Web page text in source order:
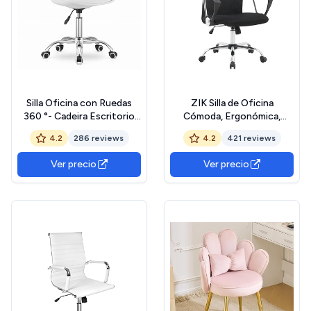
Silla Oficina con Ruedas
360 °- Cadeira Escritorio
para Sala de Estudio - Fácil
de Montar y Base Cromada
4.2 286 reviews
Ver precio
ZIK Silla de Oficina
Cómoda, Ergonómica,
Butaca, de Director, Silla de
Escritorio En Tejido de
Malla Negro, con Soporte
Lumbar, Direccional con
Ruedas
4.2 421 reviews
Ver precio